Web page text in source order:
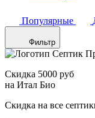
Популярные
Фильтр
Скидка 5000 руб
на Итал Био
Скидка на все